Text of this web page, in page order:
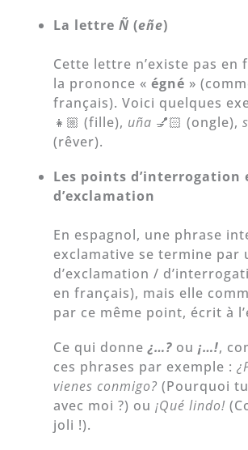
La lettreÑ (eñe)
Cette lettre n’existe pas en
la prononce «égné »
français). Voici quelques
👧🏼 (fille), uña 💅🏻 (ongle),
(rêver).
Les points d’interrogation
d’exclamation
En espagnol, une phrase
exclamative se termine par
d’exclamation /
en français), mais elle
par ce même point, écrit à
Ce qui donne¿…? ou¡…!,
ces phrases par exemple :
vienes conmigo? (Pourquoi
avec moi ?) ou¡Qué lindo!
joli !).